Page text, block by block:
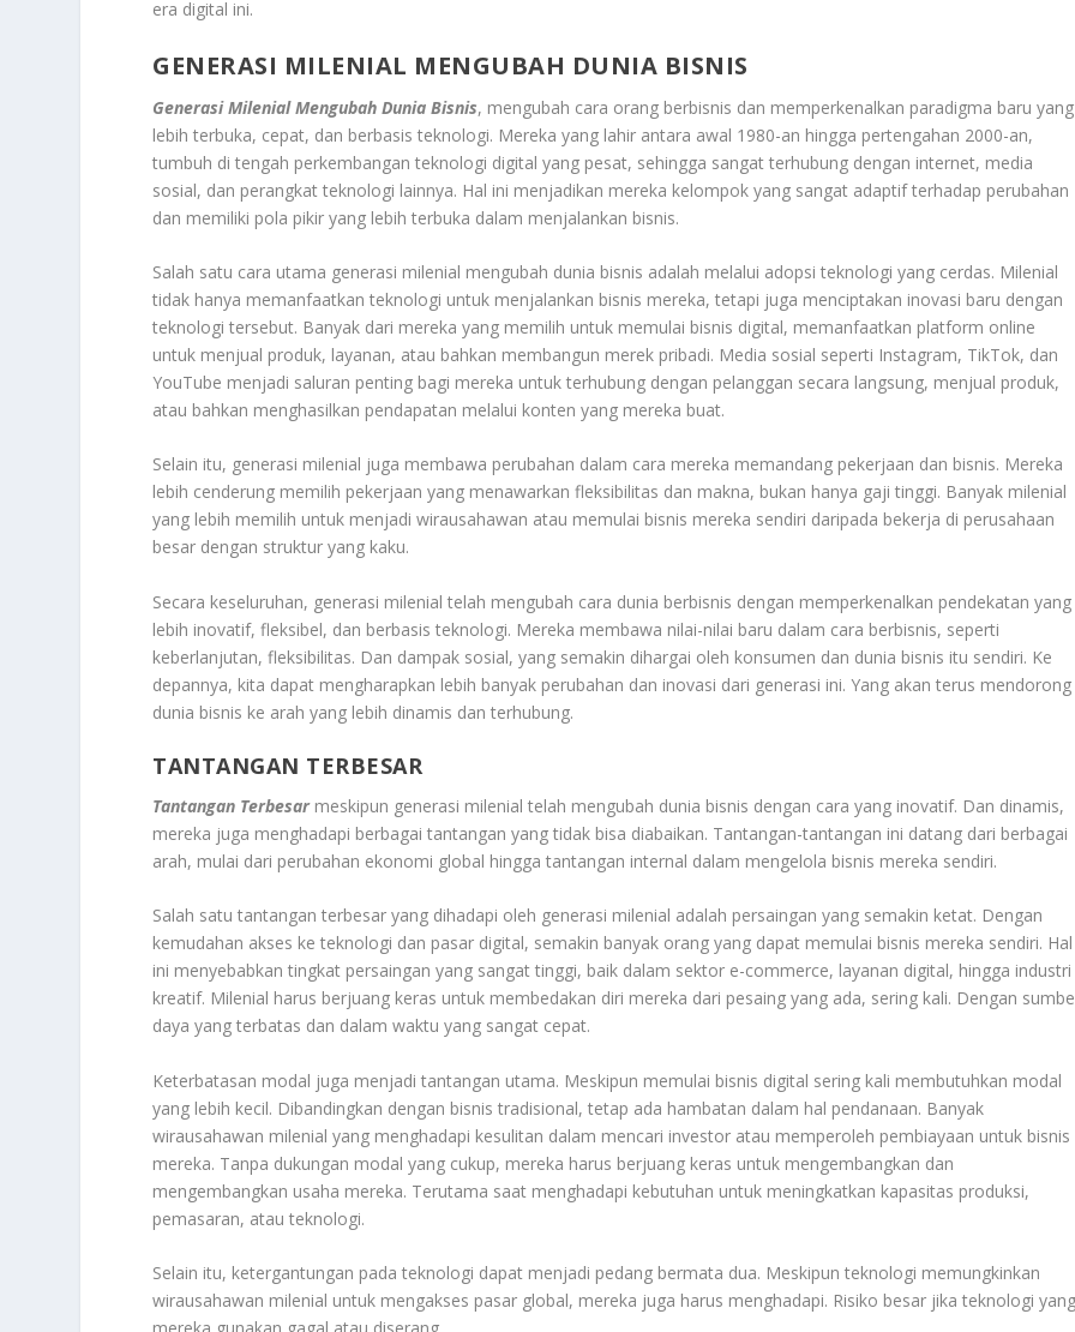
era digital ini.
GENERASI MILENIAL MENGUBAH DUNIA BISNIS
Generasi Milenial Mengubah Dunia Bisnis, mengubah cara orang berbisnis dan memperkenalkan paradigma baru yang
lebih terbuka, cepat, dan berbasis teknologi. Mereka yang lahir antara awal 1980-an hingga pertengahan 2000-an,
tumbuh di tengah perkembangan teknologi digital yang pesat, sehingga sangat terhubung dengan internet, media
sosial, dan perangkat teknologi lainnya. Hal ini menjadikan mereka kelompok yang sangat adaptif terhadap perubahan
dan memiliki pola pikir yang lebih terbuka dalam menjalankan bisnis.
Salah satu cara utama generasi milenial mengubah dunia bisnis adalah melalui adopsi teknologi yang cerdas. Milenial
tidak hanya memanfaatkan teknologi untuk menjalankan bisnis mereka, tetapi juga menciptakan inovasi baru dengan
teknologi tersebut. Banyak dari mereka yang memilih untuk memulai bisnis digital, memanfaatkan platform online
untuk menjual produk, layanan, atau bahkan membangun merek pribadi. Media sosial seperti Instagram, TikTok, dan
YouTube menjadi saluran penting bagi mereka untuk terhubung dengan pelanggan secara langsung, menjual produk,
atau bahkan menghasilkan pendapatan melalui konten yang mereka buat.
Selain itu, generasi milenial juga membawa perubahan dalam cara mereka memandang pekerjaan dan bisnis. Mereka
lebih cenderung memilih pekerjaan yang menawarkan fleksibilitas dan makna, bukan hanya gaji tinggi. Banyak milenial
yang lebih memilih untuk menjadi wirausahawan atau memulai bisnis mereka sendiri daripada bekerja di perusahaan
besar dengan struktur yang kaku.
Secara keseluruhan, generasi milenial telah mengubah cara dunia berbisnis dengan memperkenalkan pendekatan yang
lebih inovatif, fleksibel, dan berbasis teknologi. Mereka membawa nilai-nilai baru dalam cara berbisnis, seperti
keberlanjutan, fleksibilitas. Dan dampak sosial, yang semakin dihargai oleh konsumen dan dunia bisnis itu sendiri. Ke
depannya, kita dapat mengharapkan lebih banyak perubahan dan inovasi dari generasi ini. Yang akan terus mendorong
dunia bisnis ke arah yang lebih dinamis dan terhubung.
TANTANGAN TERBESAR
Tantangan Terbesarmeskipun generasi milenial telah mengubah dunia bisnis dengan cara yang inovatif. Dan dinamis,
mereka juga menghadapi berbagai tantangan yang tidak bisa diabaikan. Tantangan-tantangan ini datang dari berbagai
arah, mulai dari perubahan ekonomi global hingga tantangan internal dalam mengelola bisnis mereka sendiri.
Salah satu tantangan terbesar yang dihadapi oleh generasi milenial adalah persaingan yang semakin ketat. Dengan
kemudahan akses ke teknologi dan pasar digital, semakin banyak orang yang dapat memulai bisnis mereka sendiri. Hal
ini menyebabkan tingkat persaingan yang sangat tinggi, baik dalam sektor e-commerce, layanan digital, hingga industri
kreatif. Milenial harus berjuang keras untuk membedakan diri mereka dari pesaing yang ada, sering kali. Dengan
daya yang terbatas dan dalam waktu yang sangat cepat.
Keterbatasan modal juga menjadi tantangan utama. Meskipun memulai bisnis digital sering kali membutuhkan modal
yang lebih kecil. Dibandingkan dengan bisnis tradisional, tetap ada hambatan dalam hal pendanaan. Banyak
wirausahawan milenial yang menghadapi kesulitan dalam mencari investor atau memperoleh pembiayaan untuk bisnis
mereka. Tanpa dukungan modal yang cukup, mereka harus berjuang keras untuk mengembangkan dan
mengembangkan usaha mereka. Terutama saat menghadapi kebutuhan untuk meningkatkan kapasitas produksi,
pemasaran, atau teknologi.
Selain itu, ketergantungan pada teknologi dapat menjadi pedang bermata dua. Meskipun teknologi memungkinkan
wirausahawan milenial untuk mengakses pasar global, mereka juga harus menghadapi. Risiko besar jika teknologi